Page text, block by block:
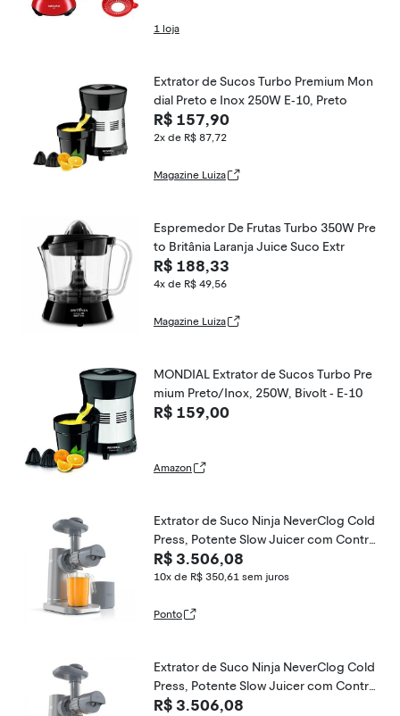
1 loja
Extrator de Sucos Turbo Premium Mon
dial Preto e Inox 250W E-10, Preto
R$ 157,90
2x de R$ 87,72
Magazine Luiza
Espremedor De Frutas Turbo 350W Pre
to Britânia Laranja Juice Suco Extr
R$ 188,33
4x de R$ 49,56
Magazine Luiza
MONDIAL Extrator de Sucos Turbo Pre
mium Preto/Inox, 250W, Bivolt - E-10
R$ 159,00
Amazon
Extrator de Suco Ninja NeverClog Cold
Press, Potente Slow Juicer com Contro
le Total de Polpa, Bancada, Elétrico, 2 F
unções de Polpa,
R$ 3.506,08
10x de R$ 350,61 sem juros
Ponto
Extrator de Suco Ninja NeverClog Cold
Press, Potente Slow Juicer com Contro
le Total de Polpa, Bancada, Elétrico, 2 F
R$ 3.506,08